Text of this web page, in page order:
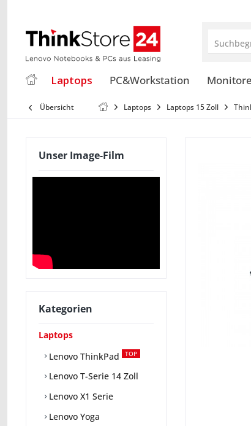
Laptops PC&Workstation Monitore
Übersicht Laptops Laptops 15 Zoll
Unser Image-Film
Kategorien
Laptops
Lenovo ThinkPad
TOP
Lenovo T-Serie 14 Zoll
Lenovo X1 Serie
Lenovo Yoga